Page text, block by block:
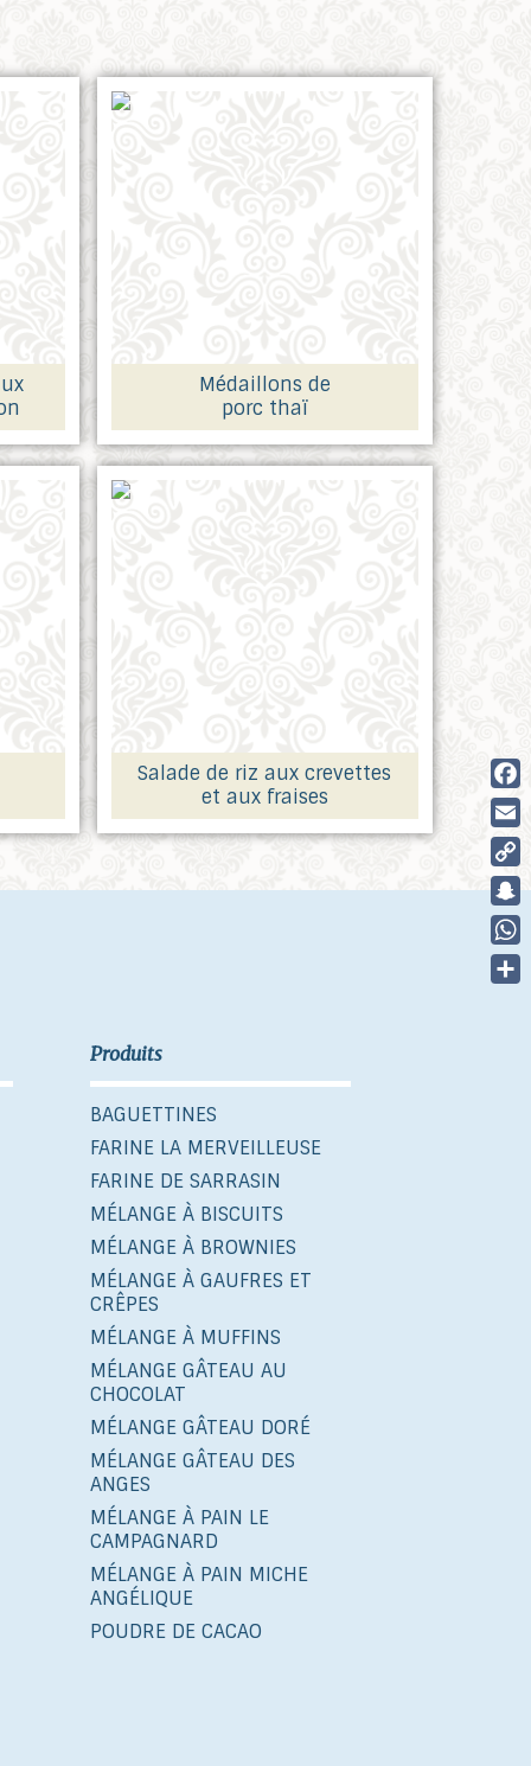
Médaillons de
porc thaï
Salade de riz aux crevettes
et aux fraises
Produits
BAGUETTINES
FARINE LA MERVEILLEUSE
FARINE DE SARRASIN
MÉLANGE À BISCUITS
MÉLANGE À BROWNIES
MÉLANGE À GAUFRES ET
CRÊPES
MÉLANGE À MUFFINS
MÉLANGE GÂTEAU AU
CHOCOLAT
MÉLANGE GÂTEAU DORÉ
MÉLANGE GÂTEAU DES
ANGES
MÉLANGE À PAIN LE
CAMPAGNARD
MÉLANGE À PAIN MICHE
ANGÉLIQUE
POUDRE DE CACAO
Link